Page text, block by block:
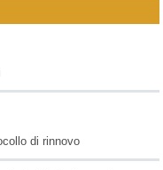
di rinnovo